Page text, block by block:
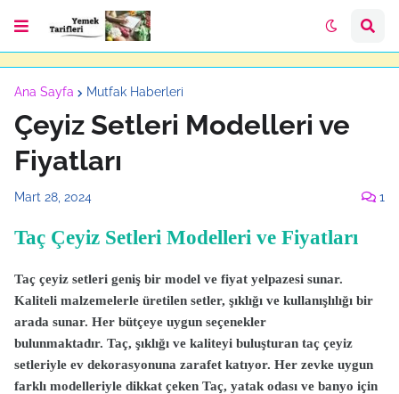
Ana Sayfa Mutfak Haberleri
Çeyiz Setleri Modelleri ve
Fiyatları
Mart 28, 2024 1
Taç Çeyiz Setleri Modelleri ve Fiyatları
Taç çeyiz setleri geniş bir model ve fiyat yelpazesi sunar.
Kaliteli malzemelerle üretilen setler, şıklığı ve kullanışlılığı bir
arada sunar. Her bütçeye uygun seçenekler
bulunmaktadır. Taç, şıklığı ve kaliteyi buluşturan taç çeyiz
setleriyle ev dekorasyonuna zarafet katıyor. Her zevke uygun
farklı modelleriyle dikkat çeken Taç, yatak odası ve banyo için